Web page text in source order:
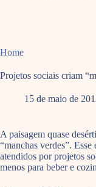
Home
Projetos sociais criam
15 de maio de
A paisagem quase
“manchas verdes”.
atendidos por projetos
menos para beber e